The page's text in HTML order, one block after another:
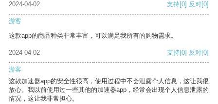
2024-04-02
支持[0] 反对[0]
游客
这款app的商品种类非常丰富，可以满足我所有的购物需求。
2024-04-02 支持[0] 反对[0]
游客
这款加速器app的安全性很高，使用过程中不会泄露个人信息，这让我很
放心。我以前使用过一些其他的加速器app，经常会出现个人信息泄露的
情况，这让我非常担心。